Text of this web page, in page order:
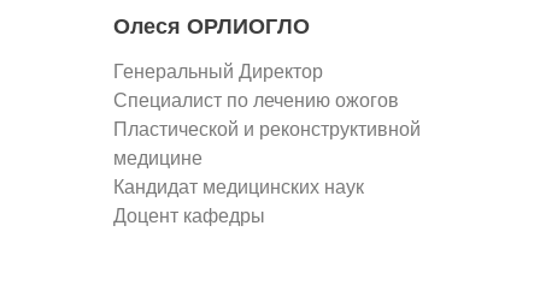
Олеся ОРЛИОГЛО
Генеральный Директор
Специалист по лечению ожогов
Пластической и реконструктивной
медицине
Кандидат медицинских наук
Доцент кафедры